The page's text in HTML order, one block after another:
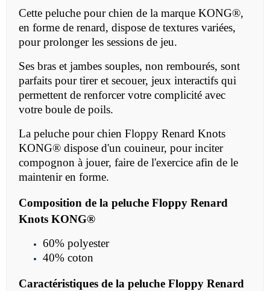
Cette peluche pour chien de la marque KONG®,
en forme de renard, dispose de textures variées,
pour prolonger les sessions de jeu.
Ses bras et jambes souples, non rembourés, sont
parfaits pour tirer et secouer, jeux interactifs qui
permettent de renforcer votre complicité avec
votre boule de poils.
La peluche pour chien Floppy Renard Knots
KONG® dispose d'un couineur, pour inciter
compognon à jouer, faire de l'exercice afin de le
maintenir en forme.
Composition de la peluche Floppy Renard
Knots KONG®
60% polyester
40% coton
Caractéristiques de la peluche Floppy Renard